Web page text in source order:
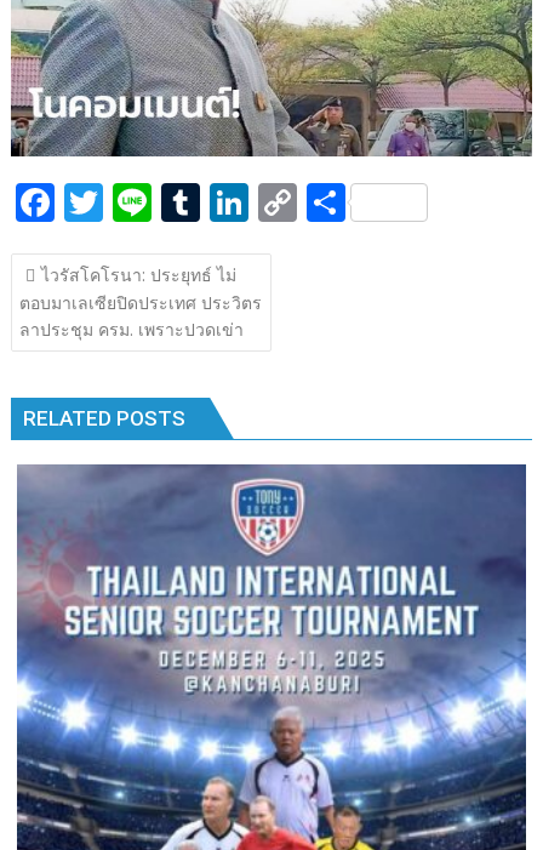
k k
F
ac
e
b
o
o
k
T
w
itt
er
Li
n
e
T
u
m
bl
r
Li
n
e
dI
C
k
S
แนะแนว
เรื่อง
ไวรัสโคโรนา: ประยุทธ์ ไม่
ตอบมาเลเซียปิดประเทศ ประวิตร
ลาประชุม ครม. เพราะปวดเข่า
RELATED POSTS